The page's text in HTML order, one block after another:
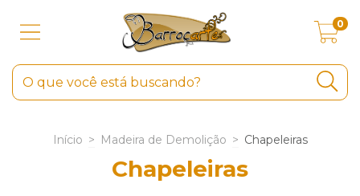
0
Início > Madeira de Demolição > Chapeleiras
Chapeleiras